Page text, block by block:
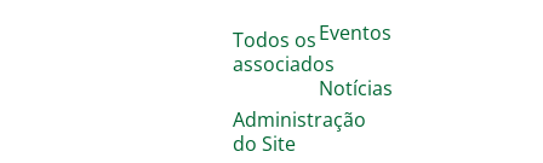
Todos os
associados
Administração
do Site
Eventos
Notícias